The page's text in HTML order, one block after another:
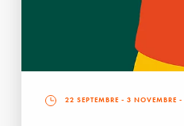
22 SEPTEMBRE - 3 NOVEMBRE -